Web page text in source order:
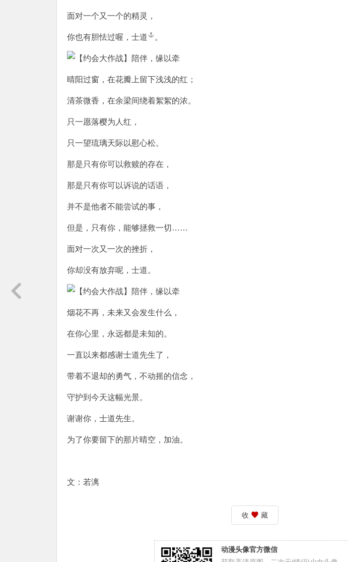
面对一个又一个的精灵，
你也有胆怯过喔， 士道 。
晴阳过窗，在花瓣上留下浅浅的红；
清茶微香，在余梁间绕着絮絮的浓。
只一愿落樱为人红，
只一望琉璃天际以慰心松。
那是只有你可以救赎的存在，
那是只有你可以诉说的话语，
并不是他者不能尝试的事，
但是，只有你，能够拯救一切……
面对一次又一次的挫折，
你却没有放弃呢，士道。
烟花不再，未来又会发生什么，
在你心里，永远都是未知的。
一直以来都感谢士道先生了，
带着不退却的勇气，不动摇的信念，
守护到今天这幅光景。
谢谢你，士道先生。
为了你要留下的那片晴空，加油。
文：若漓
收 藏
动漫头像官方微信